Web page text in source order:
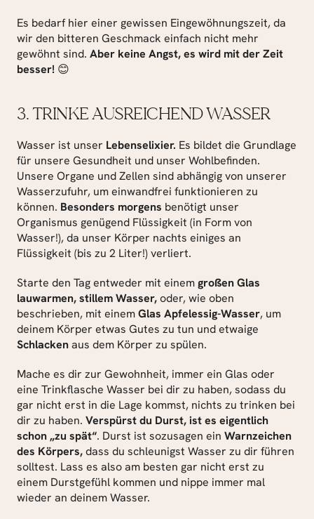
Es bedarf hier einer gewissen Eingewöhnungszeit, da
wir den bitteren Geschmack einfach nicht mehr
gewöhnt sind. Aber keine Angst, es wird mit der Zeit
besser! 😊
3. TRINKE AUSREICHEND WASSER
Wasser ist unser Lebenselixier. Es bildet die Grundlage
für unsere Gesundheit und unser Wohlbefinden.
Unsere Organe und Zellen sind abhängig von unserer
Wasserzufuhr, um einwandfrei funktionieren zu
können. Besonders morgens benötigt unser
Organismus genügend Flüssigkeit (in Form von
Wasser!), da unser Körper nachts einiges an
Flüssigkeit (bis zu 2 Liter!) verliert.
Starte den Tag entweder mit einem großen Glas
lauwarmen, stillem Wasser, oder, wie oben
beschrieben, mit einem Glas Apfelessig-Wasser, um
Schlacken aus dem Körper zu spülen.
Mache es dir zur Gewohnheit, immer ein Glas oder
eine Trinkflasche Wasser bei dir zu haben, sodass du
gar nicht erst in die Lage kommst, nichts zu trinken bei
dir zu haben. Verspürst du Durst, ist es eigentlich
schon „zu spät“. Durst ist sozusagen ein Warnzeichen
des Körpers, dass du schleunigst Wasser zu dir führen
solltest. Lass es also am besten gar nicht erst zu
einem Durstgefühl kommen und nippe immer mal
wieder an deinem Wasser.